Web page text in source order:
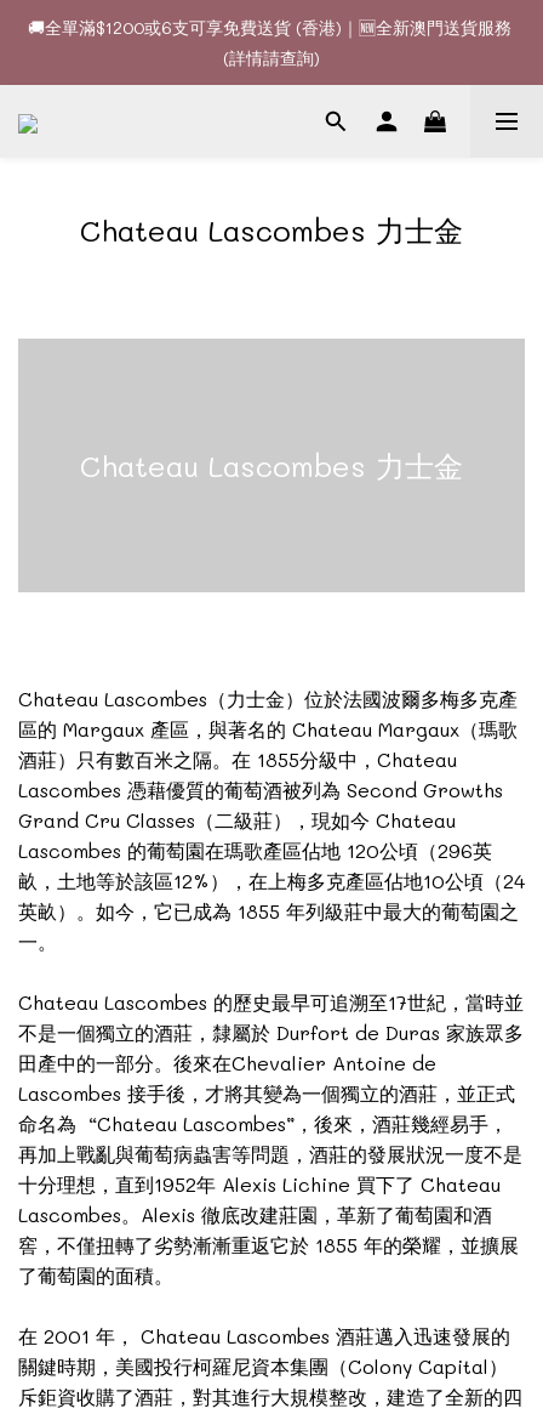
🚚全單滿$1200或6支可享免費送貨 (香港)｜🆕全新澳門送貨服務
(詳情請查詢)
🚚全單滿$1200或6支可享免費送貨 (香港)｜🆕全新澳門送貨服務
(詳情請查詢)
🍷酒款、優惠經常更新，請時刻追蹤我地😊｜🤵👰Wine Couple
(詳情請查詢)
Chateau Lascombes 力士金
Chateau Lascombes 力士金
Chateau Lascombes（力士金）位於法國波爾多梅多克產
區的 Margaux 產區，與著名的 Chateau Margaux（瑪歌
酒莊）只有數百米之隔。在 1855分級中，Chateau
Lascombes 憑藉優質的葡萄酒被列為 Second Growths
Grand Cru Classes（二級莊），現如今 Chateau
Lascombes 的葡萄園在瑪歌產區佔地 120公頃（296英
畝，土地等於該區12%），在上梅多克產區佔地10公頃（24
英畝）。如今，它已成為 1855 年列級莊中最大的葡萄園之
一。
Chateau Lascombes 的歷史最早可追溯至17世紀，當時並
不是一個獨立的酒莊，隸屬於 Durfort de Duras 家族眾多
田產中的一部分。後來在Chevalier Antoine de
Lascombes 接手後，才將其變為一個獨立的酒莊，並正式
命名為 “Chateau Lascombes”，後來，酒莊幾經易手，
再加上戰亂與葡萄病蟲害等問題，酒莊的發展狀況一度不是
十分理想，直到1952年 Alexis Lichine 買下了 Chateau
Lascombes。Alexis 徹底改建莊園，革新了葡萄園和酒
窖，不僅扭轉了劣勢漸漸重返它於 1855 年的榮耀，並擴展
了葡萄園的面積。
在 2001 年， Chateau Lascombes 酒莊邁入迅速發展的
關鍵時期，美國投行柯羅尼資本集團（Colony Capital）
斥鉅資收購了酒莊，對其進行大規模整改，建造了全新的四